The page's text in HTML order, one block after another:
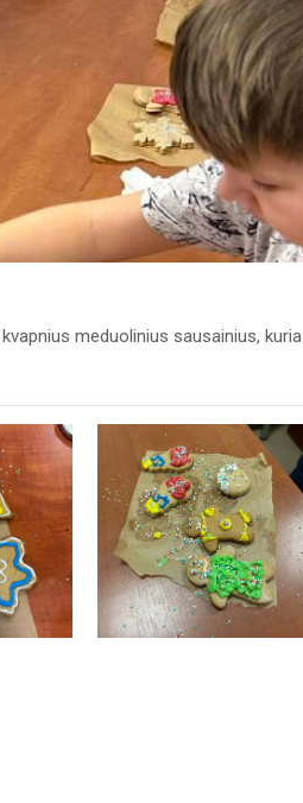
meduolinius sausainius, kuria